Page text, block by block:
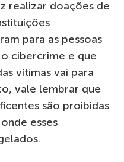
realizar doações de
para as pessoas
cibercrime e que
vítimas vai para
vale lembrar que
são proibidas
esses